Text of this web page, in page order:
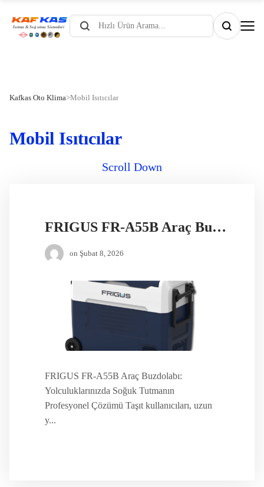
Products
search
Kafkas Oto Klima>Mobil Isıtıcılar
Mobil Isıtıcılar
Scroll Down
FRIGUS FR-A55B Araç Buzdolabı
on Şubat 8, 2026
FRIGUS FR-A55B Araç Buzdolabı:
Yolculuklarınızda Soğuk Tutmanın
Profesyonel Çözümü Taşıt kullanıcıları, uzun
y...